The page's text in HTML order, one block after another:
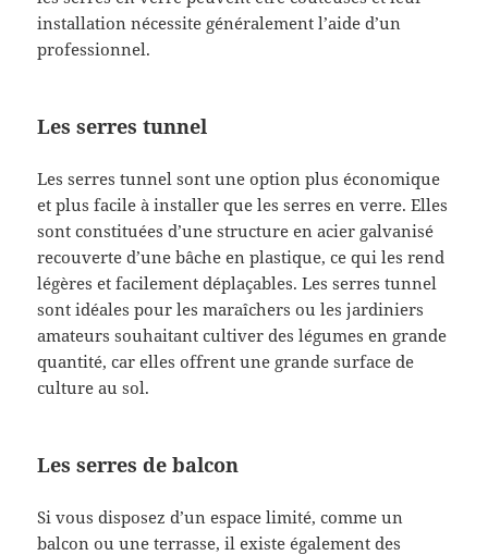
installation nécessite généralement l’aide d’un
professionnel.
Les serres tunnel
Les serres tunnel sont une option plus économique
et plus facile à installer que les serres en verre. Elles
sont constituées d’une structure en acier galvanisé
recouverte d’une bâche en plastique, ce qui les rend
légères et facilement déplaçables. Les serres tunnel
sont idéales pour les maraîchers ou les jardiniers
amateurs souhaitant cultiver des légumes en grande
quantité, car elles offrent une grande surface de
culture au sol.
Les serres de balcon
Si vous disposez d’un espace limité, comme un
balcon ou une terrasse, il existe également des